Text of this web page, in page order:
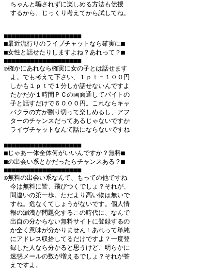
ちゃんと騙されずに楽しめる方法も伝授
するから、じっくり考えてから試してね。
■■■■■■■■■■■■■■■■■■■■
■最近流行りのライブチャットなら確実に■
■女性と話せたりしますよね？あれって？■
■■■■■■■■■■■■■■■■■■■■
◎確かにあれなら確実に女の子とは話せます
よ。でも考えて下さい、１ｐｔ＝１００円
しかも１ｐｔで１分しか話せないんですよ
たかだか１時間ＰＣの画面通してバイトの
子と話すだけで６０００円。これならキャ
バクラの方が割り切って楽しめるし、アフ
ターのチャンスだってあるじゃないですか
ライヴチャットなんて話にならないですね
■■■■■■■■■■■■■■■■■■■■
■じゃあ一体全体何がいいんですか？無料■
■の出会い系とかだったらチャンスある？■
■■■■■■■■■■■■■■■■■■■■
◎無料の出会い系なんて、もっての他ですね
今は無料に皆、飛びつくでしょ？それが、
間違いの第一歩。ただより高い物は無いで
すね。危なくてしょうがないです。個人情
報の漏洩が問題化するこの時代に、なんで
出自の分からない無料サイトに登録するの
か全く意味が分かりません！あれって単純
にアドレス収拾してるだけですよ？一度登
録した人なら分かると思うけど、明らかに
迷惑メールの数が増えるでしょ？それが答
えですよ。